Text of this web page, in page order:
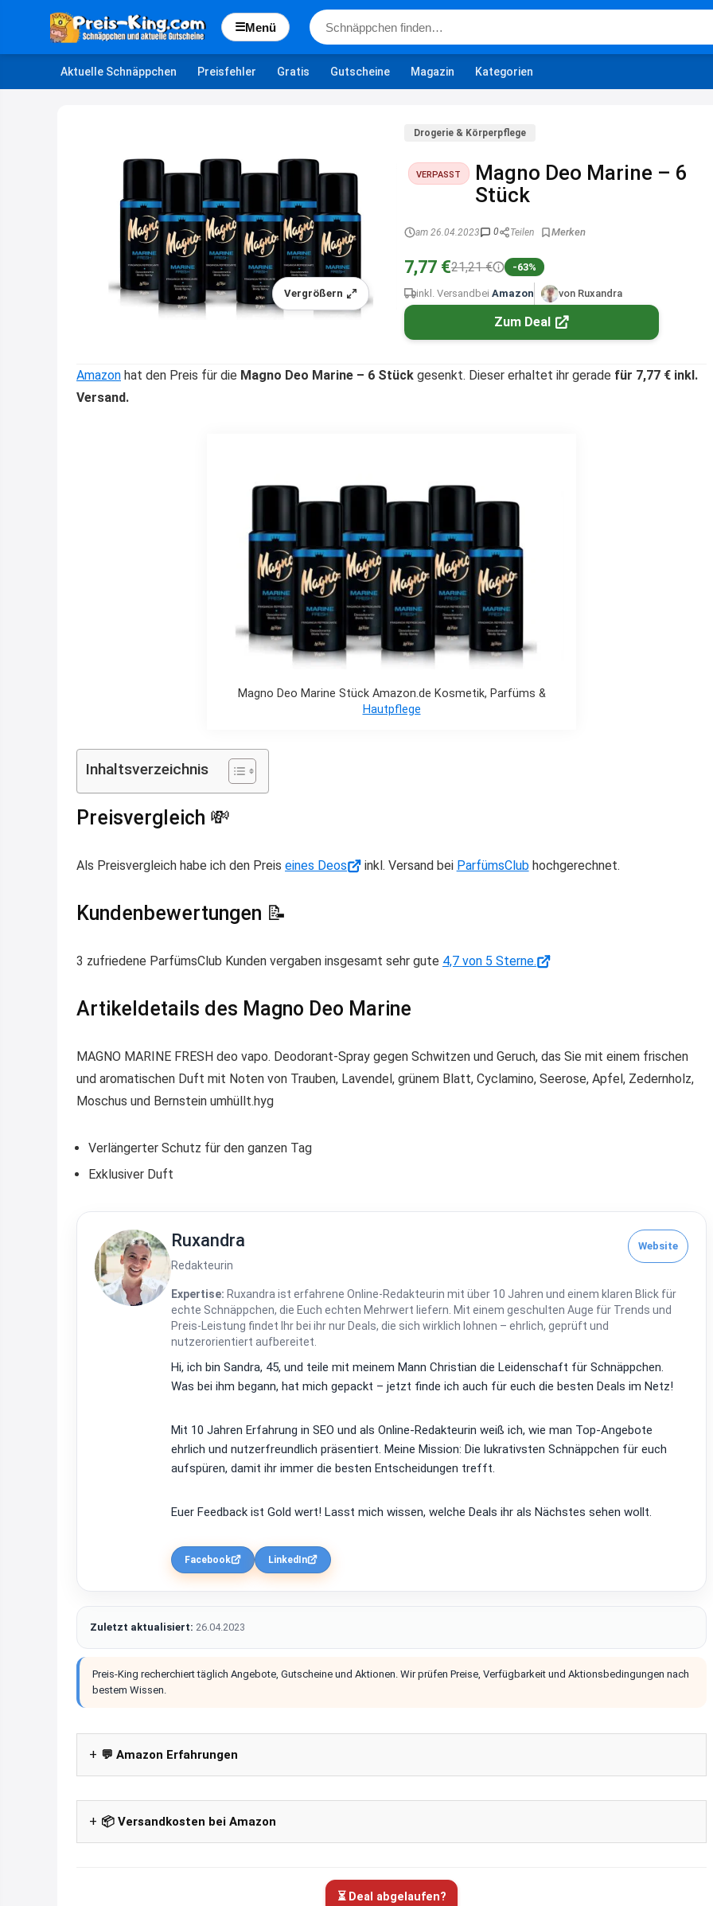
☰Menü
Aktuelle Schnäppchen Preisfehler Gratis Gutscheine Magazin Kategorien
Vergrößern
Drogerie & Körperpflege
VERPASST
Magno Deo Marine – 6
Stück
am 26.04.2023 0 Teilen
7,77 €21,21 € -63%
inkl. Versand bei Amazon von Ruxandra
Zum Deal
Amazon hat den Preis für die Magno Deo Marine – 6 Stück gesenkt. Dieser erhaltet ihr gerade für 7,77 € inkl.
Versand.
Magno Deo Marine Stück Amazon.de Kosmetik, Parfüms &
Hautpflege
Inhaltsverzeichnis
Preisvergleich 💸
Als Preisvergleich habe ich den Preis eines Deos inkl. Versand bei ParfümsClubhochgerechnet.
Kundenbewertungen 📝
3 zufriedene ParfümsClub Kunden vergaben insgesamt sehr gute 4,7 von 5 Sterne.
Artikeldetails des Magno Deo Marine
MAGNO MARINE FRESH deo vapo. Deodorant-Spray gegen Schwitzen und Geruch, das Sie mit einem frischen
und aromatischen Duft mit Noten von Trauben, Lavendel, grünem Blatt, Cyclamino, Seerose, Apfel, Zedernholz,
Moschus und Bernstein umhüllt.hyg
Verlängerter Schutz für den ganzen Tag
Exklusiver Duft
Ruxandra
Redakteurin
Website
Expertise: Ruxandra ist erfahrene Online-Redakteurin mit über 10 Jahren und einem klaren Blick für
echte Schnäppchen, die Euch echten Mehrwert liefern. Mit einem geschulten Auge für Trends und
Preis-Leistung findet Ihr bei ihr nur Deals, die sich wirklich lohnen – ehrlich, geprüft und
nutzerorientiert aufbereitet.
Hi, ich bin Sandra, 45, und teile mit meinem Mann Christian die Leidenschaft für Schnäppchen.
Was bei ihm begann, hat mich gepackt – jetzt finde ich auch für euch die besten Deals im Netz!
Mit 10 Jahren Erfahrung in SEO und als Online-Redakteurin weiß ich, wie man Top-Angebote
ehrlich und nutzerfreundlich präsentiert. Meine Mission: Die lukrativsten Schnäppchen für euch
aufspüren, damit ihr immer die besten Entscheidungen trefft.
Euer Feedback ist Gold wert! Lasst mich wissen, welche Deals ihr als Nächstes sehen wollt.
Facebook LinkedIn
Zuletzt aktualisiert: 26.04.2023
Preis-King recherchiert täglich Angebote, Gutscheine und Aktionen. Wir prüfen Preise, Verfügbarkeit und Aktionsbedingungen nach
bestem Wissen.
💬 Amazon Erfahrungen
📦 Versandkosten bei Amazon
⏳ Deal abgelaufen?